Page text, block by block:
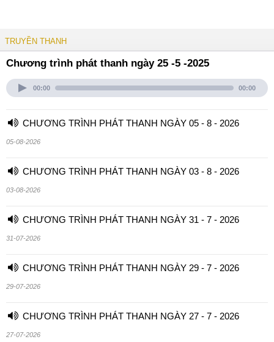
TRUYỀN THANH
Chương trình phát thanh ngày 25 -5 -2025
00:00 00:00
CHƯƠNG TRÌNH PHÁT THANH NGÀY 05 - 8 - 2026
05-08-2026
CHƯƠNG TRÌNH PHÁT THANH NGÀY 03 - 8 - 2026
03-08-2026
CHƯƠNG TRÌNH PHÁT THANH NGÀY 31 - 7 - 2026
31-07-2026
CHƯƠNG TRÌNH PHÁT THANH NGÀY 29 - 7 - 2026
29-07-2026
CHƯƠNG TRÌNH PHÁT THANH NGÀY 27 - 7 - 2026
27-07-2026